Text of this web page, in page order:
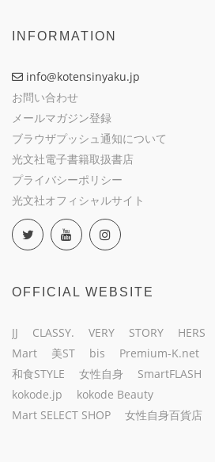
INFORMATION
info@kotensinyaku.jp
お問い合わせ
メールマガジン登録
ブラウザプッシュ通知について
光文社電子書籍取扱書店
プライバシーポリシー
光文社オフィシャルサイト
OFFICIAL WEBSITE
JJ CLASSY. VERY STORY
HERS
Mart
美ST bis
Premium-K.net
和食STYLE
女性自身 SmartFLASH
kokode.jp
kokode Beauty
Mart SELECT SHOP
女性自身百貨店